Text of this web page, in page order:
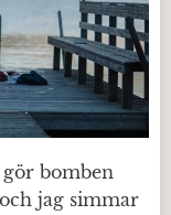
bomben
jag simmar